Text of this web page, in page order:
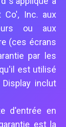
Co', Inc. aux
ou aux
(ces écrans
par les
est utilisé
inclut
d'entrée en
est la